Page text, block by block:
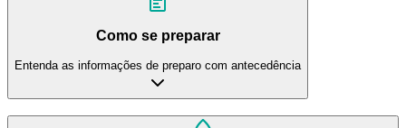
Como se preparar
Entenda as informações de preparo com antecedência